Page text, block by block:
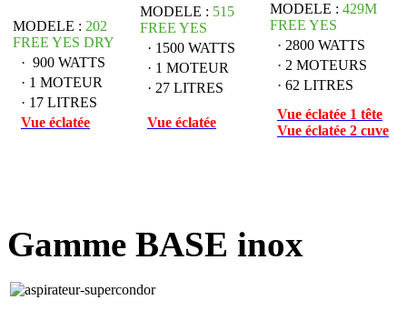
MODELE : 202
FREE YES DRY
· 900 WATTS
· 1 MOTEUR
· 17 LITRES
Vue éclatée
MODELE : 515
FREE YES
· 1500 WATTS
· 1 MOTEUR
· 27 LITRES
Vue éclatée
MODELE : 429M
FREE YES
· 2800 WATTS
· 2 MOTEURS
· 62 LITRES
Vue éclatée 1 tête
Vue éclatée 2 cuve
Gamme BASE inox